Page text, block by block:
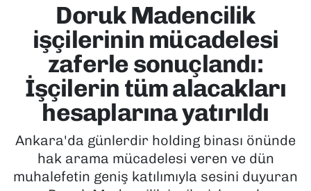
Doruk Madencilik
işçilerinin mücadelesi
zaferle sonuçlandı:
İşçilerin tüm alacakları
hesaplarına yatırıldı
Ankara'da günlerdir holding binası önünde
hak arama mücadelesi veren ve dün
muhalefetin geniş katılımıyla sesini duyuran
EKONOMİ
KÜLTÜR SANAT
MAGAZİN
POLİTİKA
SAĞLIK
Tüm Manşetler
Son Dakika Haberleri
Haber Arşivi